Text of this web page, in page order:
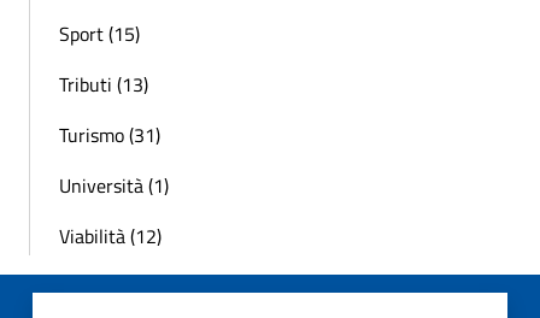
Sport (15)
Tributi (13)
Turismo (31)
Università (1)
Viabilità (12)